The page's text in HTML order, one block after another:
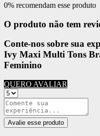
0% recomendam esse produto
O produto não tem
Conte-nos sobre sua
Ivy Maxi Multi Tons
Feminino
QUERO AVALIAR
Avalie esse produto